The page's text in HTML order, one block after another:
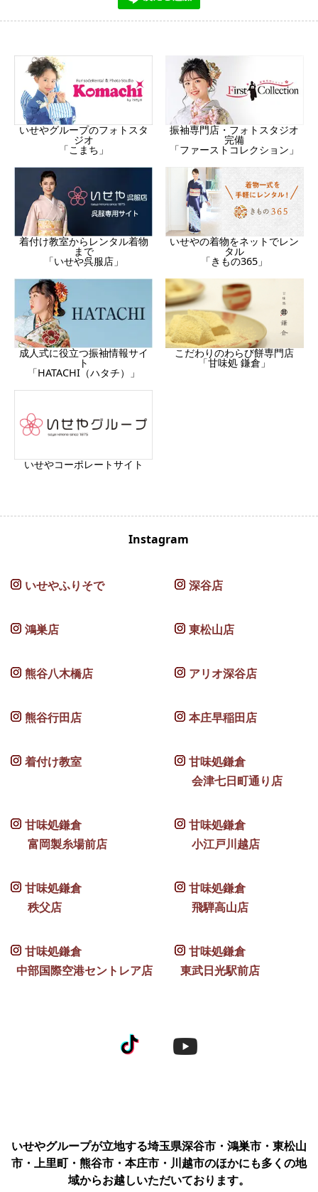
いせやグループのフォトスタ
ジオ
「こまち」
振袖専門店・フォトスタジオ
完備
「ファーストコレクション」
着付け教室からレンタル着物
まで
「いせや呉服店」
いせやの着物をネットでレン
タル
「きもの365」
成人式に役立つ振袖情報サイ
ト
「HATACHI（ハタチ）」
こだわりのわらび餅専門店
「甘味処 鎌倉」
いせやコーポレートサイト
Instagram
いせやふりそで 深谷店
鴻巣店 東松山店
熊谷八木橋店 アリオ深谷店
熊谷行田店 本庄早稲田店
着付け教室
甘味処鎌倉
会津七日町通り店
甘味処鎌倉
富岡製糸場前店
甘味処鎌倉
小江戸川越店
甘味処鎌倉
秩父店
甘味処鎌倉
飛騨高山店
甘味処鎌倉
中部国際空港セントレア店
甘味処鎌倉
東武日光駅前店
いせやグループが立地する埼玉県深谷市・鴻巣市・東松山
市・上里町・熊谷市・本庄市・川越市のほかにも多くの地
域からお越しいただいております。